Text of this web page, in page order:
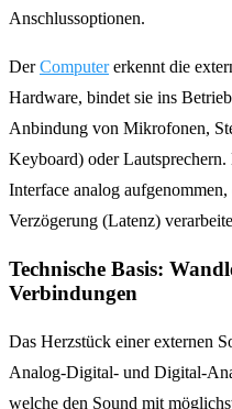
Anschlussoptionen.
DerComputererkennt die
Hardware, bindet sie ins
Anbindung von Mikrofonen,
Keyboard) oder
Interface analog
Verzögerung (Latenz)
Technische Basis:
Verbindungen
Das Herzstück einer externen
Analog-Digital- und Digital-
welche den Sound mit